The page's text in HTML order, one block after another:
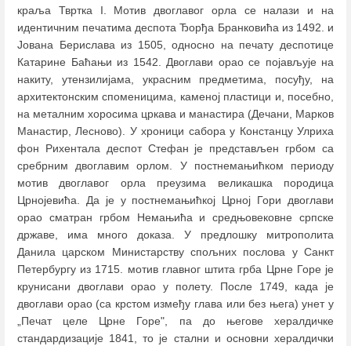
краља Твртка I. Мотив двоглавог орла се налази и на
идентичним печатима деспота Ђорђа Бранковића из 1492. и
Јована Берислава из 1505, односно на печату деспотице
Катарине Баћањи из 1542. Двоглави орао се појављује на
накиту, утензилијама, украсним предметима, посуђу, на
архитектонским споменицима, каменој пластици и, посебно,
на металним хоросима цркава и манастира (Дечани, Марков
Манастир, Лесново). У хроници сабора у Констанцу Улриха
фон Рихентала деспот Стефан је представљен грбом са
сребрним двоглавим орлом. У постнемањићком периоду
мотив двоглавог орла преузима великашка породица
Црнојевића. Да је у постнемањићкој Црној Гори двоглави
орао сматран грбом Немањића и средњовековне српске
државе, има много доказа. У предлошку митрополита
Данила царском Министарству спољних послова у Санкт
Петербургу из 1715. мотив главног штита грба Црне Горе је
крунисани двоглави орао у полету. После 1749, када је
двоглави орао (са крстом између глава или без њега) унет у
„Печат целе Црне Горе", па до његове хералдичке
стандардизације 1841, то је стални и основни хералдички